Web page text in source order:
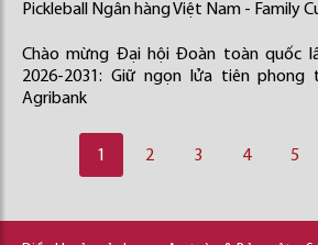
Pickleball Ngân hàng Việt Nam - Family
Chào mừng Đại hội Đoàn toàn quốc
2026-2031: Giữ ngọn lửa tiên
Agribank
1 2 3 4 5